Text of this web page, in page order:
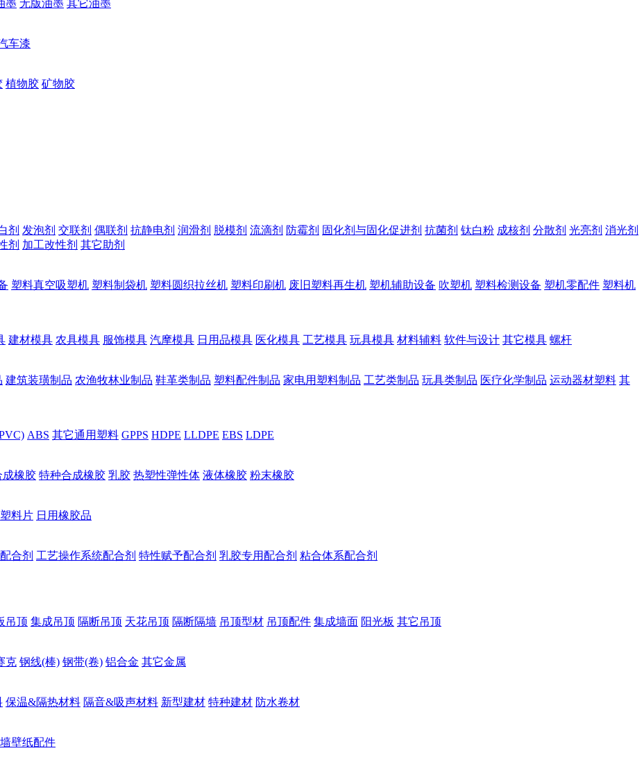
墨 无版油墨 其它油墨
车漆
植物胶 矿物胶
剂 发泡剂 交联剂 偶联剂 抗静电剂 润滑剂 脱模剂 流滴剂 防霉剂 固化剂与固化促进剂 抗菌剂 钛白粉 成核剂 分散剂 光亮剂 消光剂
剂 加工改性剂 其它助剂
塑料真空吸塑机 塑料制袋机 塑料圆织拉丝机 塑料印刷机 废旧塑料再生机 塑机辅助设备 吹塑机 塑料检测设备 塑机零配件 塑料机
建材模具 农具模具 服饰模具 汽摩模具 日用品模具 医化模具 工艺模具 玩具模具 材料辅料 软件与设计 其它模具 螺杆
建筑装璜制品 农渔牧林业制品 鞋革类制品 塑料配件制品 家电用塑料制品 工艺类制品 玩具类制品 医疗化学制品 运动器材塑料 其
ABS 其它通用塑料 GPPS HDPE LLDPE EBS LDPE
成橡胶 特种合成橡胶 乳胶 热塑性弹性体 液体橡胶 粉末橡胶
塑料片 日用橡胶品
合剂 工艺操作系统配合剂 特性赋予配合剂 乳胶专用配合剂 粘合体系配合剂
吊顶 集成吊顶 隔断吊顶 天花吊顶 隔断隔墙 吊顶型材 吊顶配件 集成墙面 阳光板 其它吊顶
克 钢线(棒) 钢带(卷) 铝合金 其它金属
保温&隔热材料 隔音&吸声材料 新型建材 特种建材 防水卷材
壁纸配件